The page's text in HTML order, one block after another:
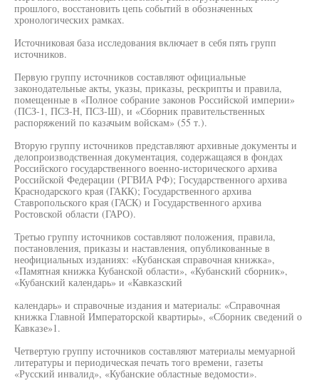
прошлого, восстановить цепь событий в обозначенных
хронологических рамках.
Источниковая база исследования включает в себя пять групп
источников.
Первую группу источников составляют официальные
законодательные акты, указы, приказы, рескрипты и правила,
помещенные в «Полное собрание законов Российской империи»
(ПСЗ-1, ПСЗ-Н, ПСЗ-Ш), и «Сборник правительственных
распоряжений по казачьим войскам» (55 т.).
Вторую группу источников представляют архивные документы и
делопроизводственная документация, содержащаяся в фондах
Российского государственного военно-исторического архива
Российской Федерации (РГВИА РФ); Государственного архива
Краснодарского края (ГАКК); Государственного архива
Ставропольского края (ГАСК) и Государственного архива
Ростовской области (ГАРО).
Третью группу источников составляют положения, правила,
постановления, приказы и наставления, опубликованные в
неофициальных изданиях: «Кубанская справочная книжка»,
«Памятная книжка Кубанской области», «Кубанский сборник»,
«Кубанский календарь» и «Кавказский
календарь» и справочные издания и материалы: «Справочная
книжка Главной Императорской квартиры», «Сборник сведений о
Кавказе»1.
Четвертую группу источников составляют материалы мемуарной
литературы и периодическая печать того времени, газеты
«Русский инвалид», «Кубанские областные ведомости».